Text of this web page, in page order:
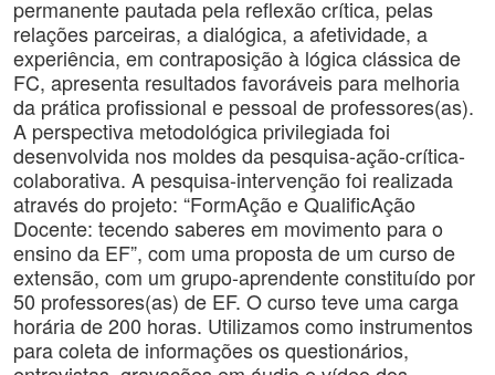
permanente pautada pela reflexão crítica, pelas
relações parceiras, a dialógica, a afetividade, a
experiência, em contraposição à lógica clássica de
FC, apresenta resultados favoráveis para melhoria
da prática profissional e pessoal de professores(as).
A perspectiva metodológica privilegiada foi
desenvolvida nos moldes da pesquisa-ação-crítica-
colaborativa. A pesquisa-intervenção foi realizada
através do projeto: “FormAção e QualificAção
Docente: tecendo saberes em movimento para o
ensino da EF”, com uma proposta de um curso de
extensão, com um grupo-aprendente constituído por
50 professores(as) de EF. O curso teve uma carga
horária de 200 horas. Utilizamos como instrumentos
para coleta de informações os questionários,